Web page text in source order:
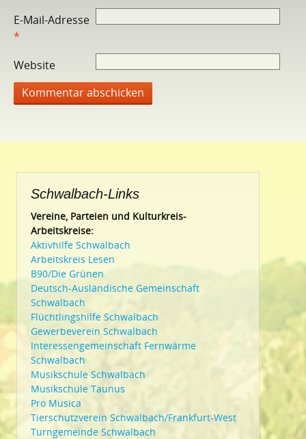
E-Mail-Adresse
*
Website
Schwalbach-Links
Vereine, Parteien und Kulturkreis-
Arbeitskreise:
Aktivhilfe Schwalbach
Arbeitskreis Lesen
B90/Die Grünen
Deutsch-Ausländische Gemeinschaft
Schwalbach
Flüchtlingshilfe Schwalbach
Gewerbeverein Schwalbach
Interessengemeinschaft Fernwärme
Schwalbach
Musikschule Schwalbach
Musikschule Taunus
Pro Musica
Tierschutzverein Schwalbach/Frankfurt-West
Turngemeinde Schwalbach